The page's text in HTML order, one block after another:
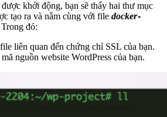
khởi động, bạn sẽ thấy hai thư mục
tạo ra và nằm cùng với file docker-
đó:
liên quan đến chứng chỉ SSL của bạn.
nguồn website WordPress của bạn.